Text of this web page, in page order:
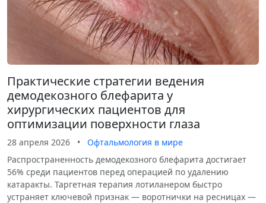
Практические стратегии ведения
демодекозного блефарита у
хирургических пациентов для
оптимизации поверхности глаза
28 апреля 2026 •
Офтальмология в мире
Распространенность демодекозного блефарита достигает
56% среди пациентов перед операцией по удалению
катаракты. Таргетная терапия лотиланером быстро
устраняет ключевой признак — воротнички на ресницах —